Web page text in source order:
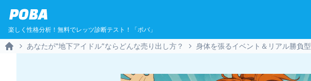
POBA
楽しく性格分析！無料でレッツ診断テスト！「ポバ」
あなたが“地下アイドル”ならどんな売り出し方？ 身体を張るイベント＆リアル勝負型